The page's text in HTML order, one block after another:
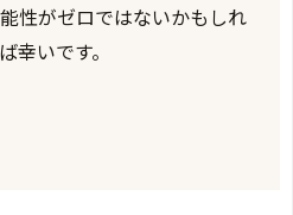
性がゼロではないかもしれ
幸いです。